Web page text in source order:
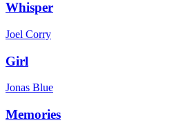
Whisper
Joel Corry
Girl
Jonas Blue
Memories